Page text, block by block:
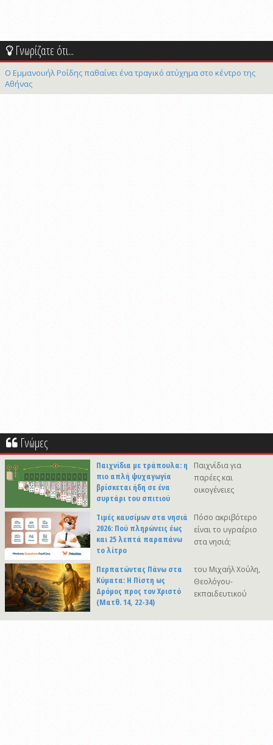
Γνωρίζατε ότι...
Ο Εμμανουήλ Ροΐδης παθαίνει ένα τραγικό ατύχημα στο κέντρο της
Αθήνας
Γνώμες
Παιχνίδια με τράπουλα: η
πιο απλή ψυχαγωγία
βρίσκεται ήδη σε ένα
συρτάρι του σπιτιού
Παιχνίδια για
παρέες και
οικογένειες
Τιμές καυσίμων στα νησιά
2026: Πού πληρώνεις έως
και 25 λεπτά παραπάνω
το λίτρο
Πόσο ακριβότερο
είναι το υγραέριο
στα νησιά;
Περπατώντας Πάνω στα
Κύματα: Η Πίστη ως
Δρόμος προς τον Χριστό
(Ματθ. 14, 22-34)
του Μιχαήλ Χούλη,
Θεολόγου-
εκπαιδευτικού